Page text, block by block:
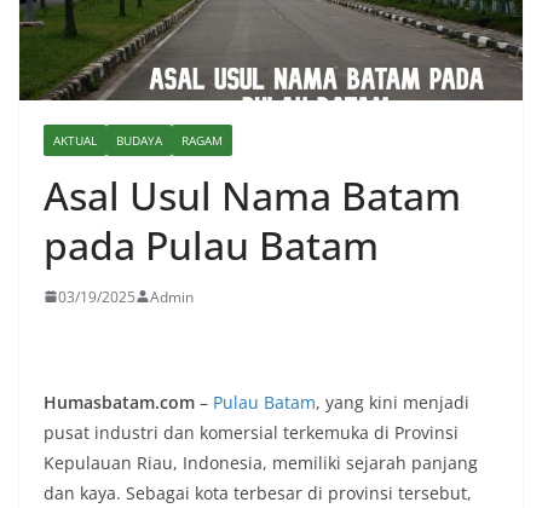
AKTUAL BUDAYA RAGAM
Asal Usul Nama Batam
pada Pulau Batam
03/19/2025 Admin
Humasbatam.com – Pulau Batam, yang kini menjadi
pusat industri dan komersial terkemuka di Provinsi
Kepulauan Riau, Indonesia, memiliki sejarah panjang
dan kaya. Sebagai kota terbesar di provinsi tersebut,